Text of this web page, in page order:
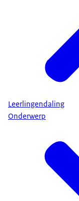
Leerlingendaling
Onderwerp